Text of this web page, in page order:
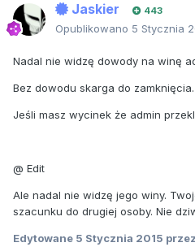
Jaskier 443
Opublikowano 5 Stycznia
Nadal nie widzę dowody na winę
Bez dowodu skarga do zamknięcia.
Jeśli masz wycinek że admin
@ Edit
Ale nadal nie widzę jego winy.
szacunku do drugiej osoby. Nie
Edytowane 5 Stycznia 2015